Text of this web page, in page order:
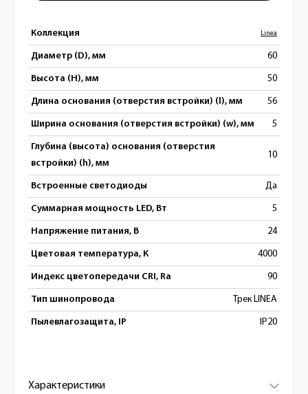
Коллекция Linea
Диаметр (D), мм 60
Высота (H), мм 50
Длина основания (отверстия встройки) (l), мм 56
Ширина основания (отверстия встройки) (w), мм 5
Глубина (высота) основания (отверстия
встройки) (h), мм
10
Встроенные светодиоды Да
Суммарная мощность LED, Вт 5
Напряжение питания, В 24
Цветовая температура, К 4000
Индекс цветопередачи CRI, Ra 90
Тип шинопровода Трек LINEA
Пылевлагозащита, IP IP20
Характеристики